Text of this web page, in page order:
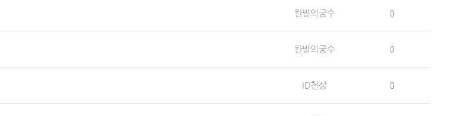
칸발의궁수 0
칸발의궁수 0
ID천상 0